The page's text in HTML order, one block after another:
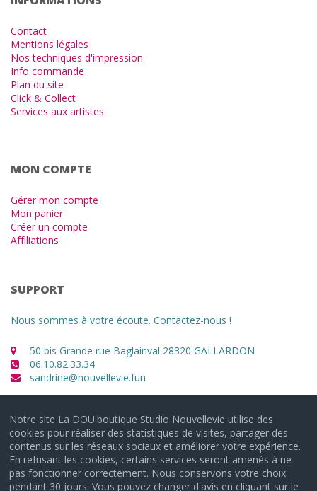
Contact
Mentions légales
Nos techniques d'impression
Info commande
Plan du site
Click & Collect
Services aux artistes
MON COMPTE
Gérer mon compte
Mon panier
Créer un compte
Affiliations
SUPPORT
Nous sommes à votre écoute. Contactez-nous !
50 bis Grande rue Baglainval 28320 GALLARDON
06.10.82.33.34
sandrine@nouvellevie.fun
Notre site La DOU'boutique Studio Nouvellevie utilise des
cookies pour réaliser des statistiques de visites, partager des
contenus sur les réseaux sociaux et améliorer votre expérience.
En refusant les cookies, certains services seront amenés à ne
pas fonctionner correctement. Nous conservons votre choix
pendant 30 jours. Vous pouvez changer d'avis en cliquant sur le
© 2021 - 2026 Studio NouvelleVie à GALLARDON